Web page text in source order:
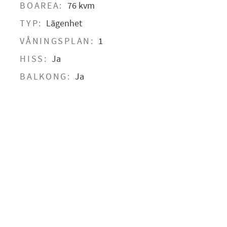
BOAREA: 76 kvm
TYP: Lägenhet
VÅNINGSPLAN: 1
HISS: Ja
BALKONG: Ja